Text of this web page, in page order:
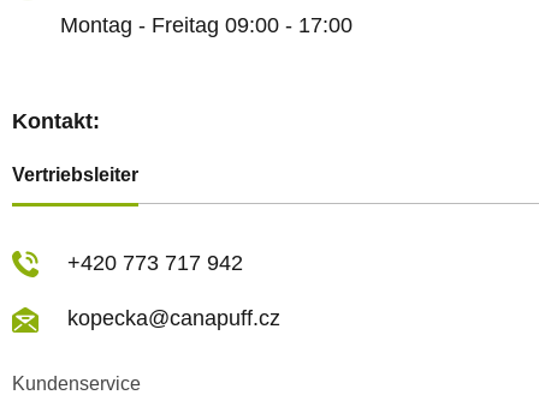
Montag - Freitag 09:00 - 17:00
Kontakt:
Kundenservice
Vertriebsleiter
+420 773 717 942
kopecka@canapuff.cz